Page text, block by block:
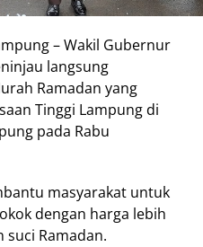
– Wakil Gubernur
langsung
Ramadan yang
Tinggi Lampung di
pada Rabu
masyarakat untuk
dengan harga lebih
Ramadan.